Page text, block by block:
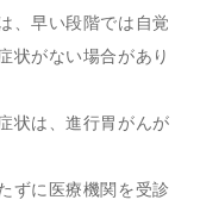
、早い段階では自覚
状がない場合があり
状は、進行胃がんが
ずに医療機関を受診